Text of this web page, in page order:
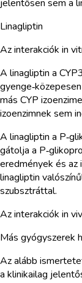
jelentősen sem a
Linagliptin
Az interakciók in
A linagliptin a
más CYP
izoenzimnek sem
A linagliptin a
gátolja a
eredmények és az
linagliptin
szubsztráttal.
Az interakciók in
Más gyógyszerek
Az alább
a klinikailag